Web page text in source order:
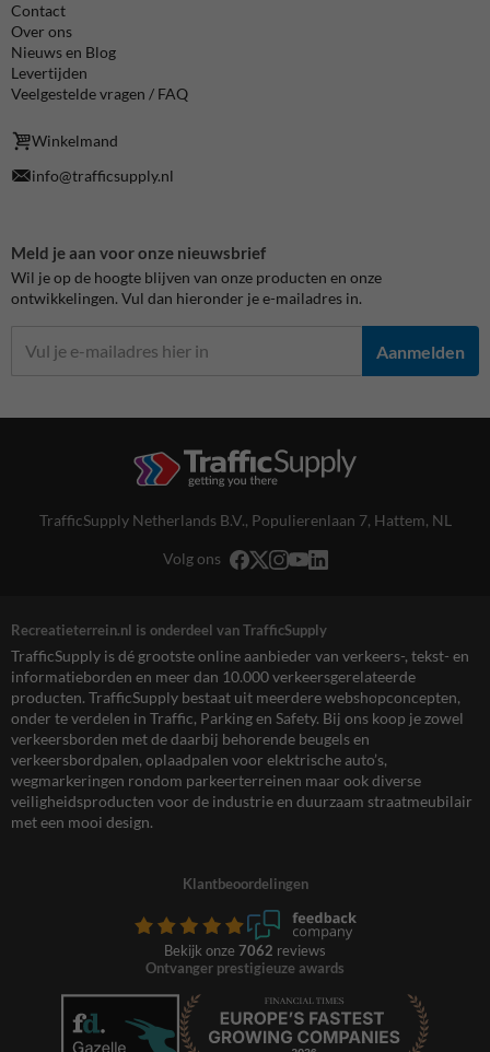
Contact
Over ons
Nieuws en Blog
Levertijden
Veelgestelde vragen / FAQ
Winkelmand
info@trafficsupply.nl
Meld je aan voor onze nieuwsbrief
Wil je op de hoogte blijven van onze producten en onze
ontwikkelingen. Vul dan hieronder je e-mailadres in.
Aanmelden
TrafficSupply Netherlands B.V., Populierenlaan 7, Hattem, NL
Volg ons
Recreatieterrein.nl is onderdeel van TrafficSupply
TrafficSupply is dé grootste online aanbieder van verkeers-, tekst- en
informatieborden en meer dan 10.000 verkeersgerelateerde
producten. TrafficSupply bestaat uit meerdere webshopconcepten,
onder te verdelen in Traffic, Parking en Safety. Bij ons koop je zowel
verkeersborden met de daarbij behorende beugels en
verkeersbordpalen, oplaadpalen voor elektrische auto’s,
wegmarkeringen rondom parkeerterreinen maar ook diverse
veiligheidsproducten voor de industrie en duurzaam straatmeubilair
met een mooi design.
Klantbeoordelingen
Bekijk onze 7062 reviews
Ontvanger prestigieuze awards